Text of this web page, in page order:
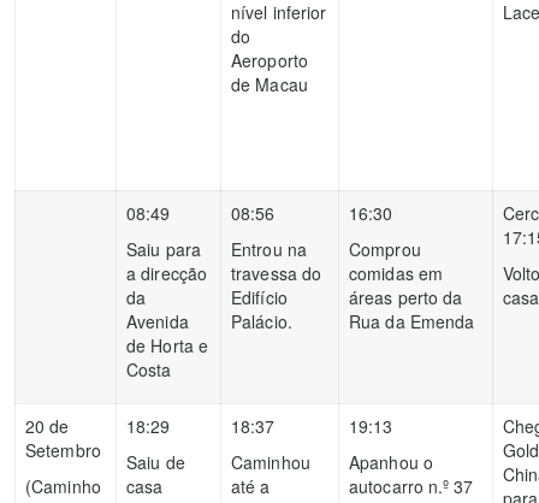
nível inferior
do
Aeroporto
de Macau
08:49
Saiu para
a direcção
da
Avenida
de Horta e
Costa
08:56
Entrou na
travessa do
Edifício
Palácio.
16:30
Comprou
comidas em
áreas perto da
Rua da Emenda
casa
20 de
Setembro
(Caminho
18:29
Saiu de
casa
18:37
Caminhou
até a
19:13
Apanhou o
autocarro n.º 37